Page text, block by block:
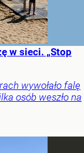
w sieci. „Stop
wywołało falę
osób weszło na